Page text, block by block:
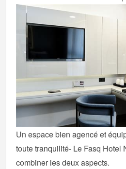
Un espace bien agencé et
toute tranquilité- Le Fasq Hotel
combiner les deux aspects.